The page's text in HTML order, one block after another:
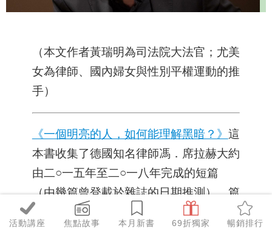
活動講座 焦點故事 本月新書 69折獨家 暢銷排行
（本文作者黃瑞明為司法院大法官；尤美
女為律師、國內婦女與性別平權運動的推
手）
《一個明亮的人，如何能理解黑暗？》 這
本書收集了德國知名律師馮．席拉赫大約
由二○一五年至二○一八年完成的短篇
（由幾篇曾登載於雜誌的日期推測），篇
篇獨立，沒有標題，但連貫讀起來就知道
這是長期關照社會、內省人生的深刻作